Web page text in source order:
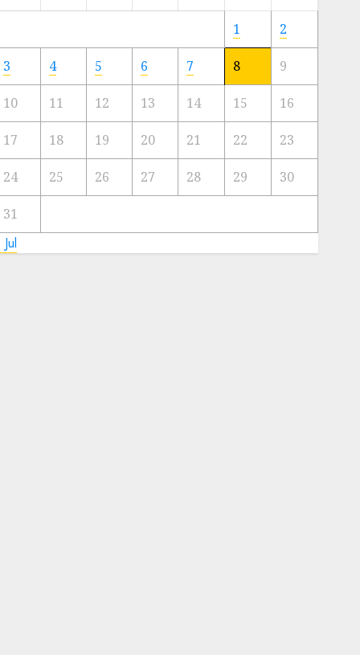
Artis
Kota
23/11/2024
0
1 2
3 4 5 6 7 8 9
10 11 12 13 14 15 16
17 18 19 20 21 22 23
24 25 26 27 28 29 30
31